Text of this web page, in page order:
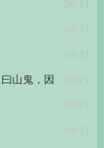
04/21
04/21
04/21
04/21
山鬼，因
04/21
04/21